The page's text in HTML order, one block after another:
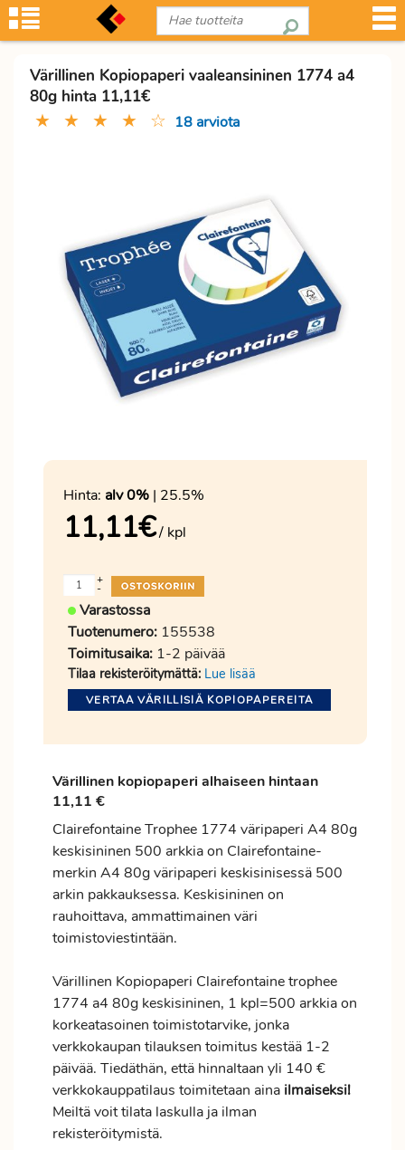
Värillinen Kopiopaperi vaaleansininen 1774 a4
80g hinta 11,11€
★ ★ ★ ★ ☆ 18 arviota
Hinta: alv 0% | 25.5%
11,11€/ kpl
-
+
Varastossa
Tuotenumero: 155538
Toimitusaika: 1-2 päivää
Tilaa rekisteröitymättä: Lue lisää
VERTAA VÄRILLISIÄ KOPIOPAPEREITA
Värillinen kopiopaperi alhaiseen hintaan
11,11 €
Clairefontaine Trophee 1774 väripaperi A4 80g
keskisininen 500 arkkia on Clairefontaine-
merkin A4 80g väripaperi keskisinisessä 500
arkin pakkauksessa. Keskisininen on
rauhoittava, ammattimainen väri
toimistoviestintään.
Värillinen Kopiopaperi Clairefontaine trophee
1774 a4 80g keskisininen, 1 kpl=500 arkkia on
korkeatasoinen toimistotarvike, jonka
verkkokaupan tilauksen toimitus kestää 1-2
päivää. Tiedäthän, että hinnaltaan yli 140 €
verkkokauppatilaus toimitetaan aina ilmaiseksi!
Meiltä voit tilata laskulla ja ilman
rekisteröitymistä.